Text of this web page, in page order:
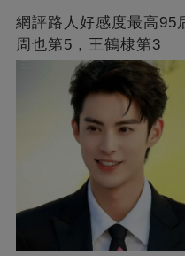
網評路人好感度最高95
周也第5，王鶴棣第3